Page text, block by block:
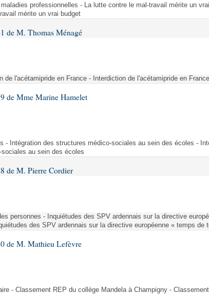
professionnelles - La lutte contre le mal-travail mérite un
mérite un vrai budget
de M. Thomas Ménagé
de l'acétamipride en France - Interdiction de l'acétamipride en France
de Mme Marine Hamelet
- Intégration des structures médico-sociales au sein des écoles -
au sein des écoles
de M. Pierre Cordier
personnes - Inquiétudes des SPV ardennais sur la directive
des SPV ardennais sur la directive européenne « temps de
de M. Mathieu Lefèvre
- Classement REP du collège Mandela à Champigny -